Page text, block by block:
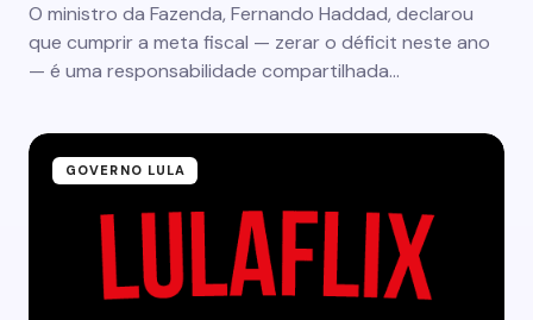
O ministro da Fazenda, Fernando Haddad, declarou
que cumprir a meta fiscal — zerar o déficit neste ano
— é uma responsabilidade compartilhada…
GOVERNO LULA